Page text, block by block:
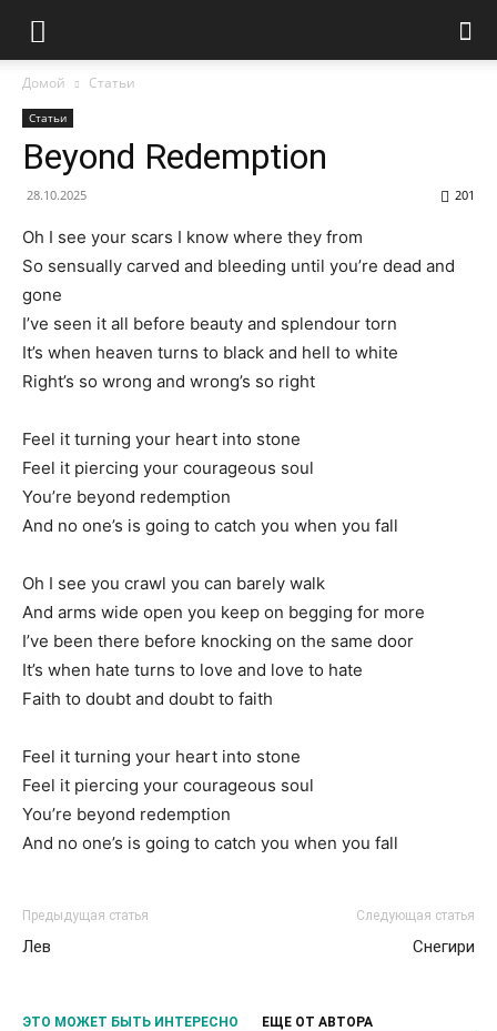
Домой Статьи
Статьи
Beyond Redemption
28.10.2025 201
Oh I see your scars I know where they from
So sensually carved and bleeding until you’re dead and
gone
I’ve seen it all before beauty and splendour torn
It’s when heaven turns to black and hell to white
Right’s so wrong and wrong’s so right
Feel it turning your heart into stone
Feel it piercing your courageous soul
You’re beyond redemption
And no one’s is going to catch you when you fall
Oh I see you crawl you can barely walk
And arms wide open you keep on begging for more
I’ve been there before knocking on the same door
It’s when hate turns to love and love to hate
Faith to doubt and doubt to faith
Feel it turning your heart into stone
Feel it piercing your courageous soul
You’re beyond redemption
And no one’s is going to catch you when you fall
Предыдущая статья
Лев
Следующая статья
Снегири
ЭТО МОЖЕТ БЫТЬ ИНТЕРЕСНО ЕЩЕ ОТ АВТОРА